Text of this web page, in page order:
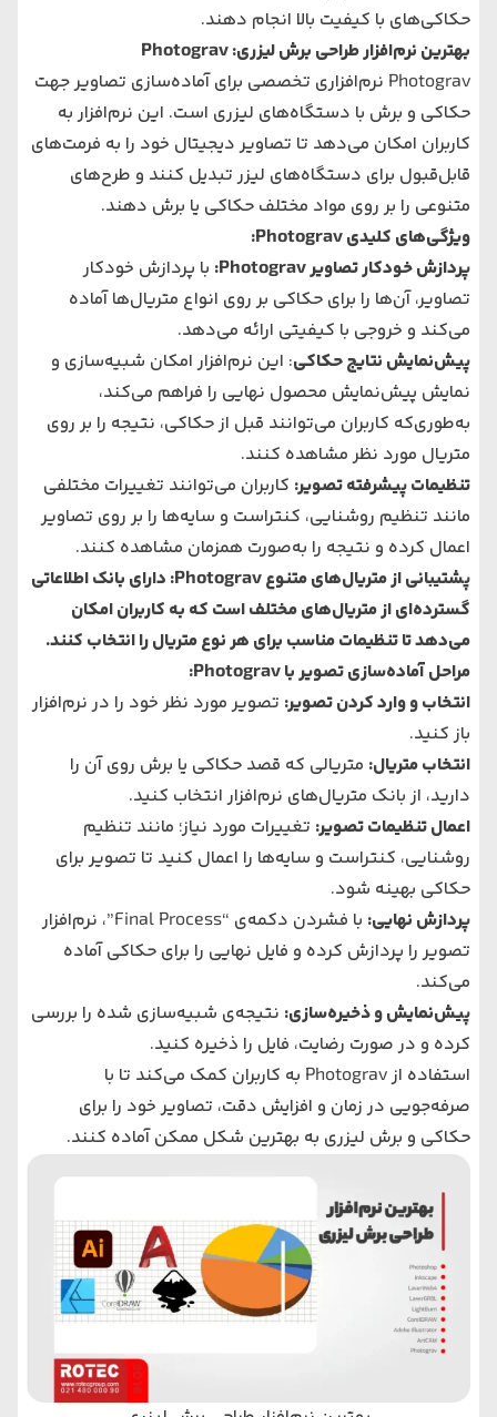
حکاکی‌های با کیفیت بالا انجام دهند.
بهترین نرم‌افزار طراحی برش لیزری: Photograv
Photograv نرم‌افزاری تخصصی برای آماده‌سازی تصاویر جهت
حکاکی و برش با دستگاه‌های لیزری است. این نرم‌افزار به
کاربران امکان می‌دهد تا تصاویر دیجیتال خود را به فرمت‌های
قابل‌قبول برای دستگاه‌های لیزر تبدیل کنند و طرح‌های
متنوعی را بر روی مواد مختلف حکاکی یا برش دهند.
ویژگی‌های کلیدی Photograv:
پردازش خودکار تصاویر Photograv:
با پردازش خودکار
تصاویر، آن‌ها را برای حکاکی بر روی انواع متریال‌ها آماده
می‌کند و خروجی با کیفیتی ارائه می‌دهد.
پیش‌نمایش نتایج حکاکی: این نرم‌افزار امکان شبیه‌سازی و
نمایش پیش‌نمایش محصول نهایی را فراهم می‌کند،
به‌طوری‌که کاربران می‌توانند قبل از حکاکی، نتیجه را بر روی
متریال مورد نظر مشاهده کنند.
تنظیمات پیشرفته تصویر: کاربران می‌توانند تغییرات مختلفی
مانند تنظیم روشنایی، کنتراست و سایه‌ها را بر روی تصاویر
اعمال کرده و نتیجه را به‌صورت همزمان مشاهده کنند.
پشتیبانی از متریال‌های متنوع Photograv: دارای بانک اطلاعاتی
گسترده‌ای از متریال‌های مختلف است که به کاربران امکان
می‌دهد تا تنظیمات مناسب برای هر نوع متریال را انتخاب کنند.
مراحل آماده‌سازی تصویر با Photograv:
انتخاب و وارد کردن تصویر: تصویر مورد نظر خود را در نرم‌افزار
باز کنید.
انتخاب متریال: متریالی که قصد حکاکی یا برش روی آن را
دارید، از بانک متریال‌های نرم‌افزار انتخاب کنید.
اعمال تنظیمات تصویر: تغییرات مورد نیاز؛ مانند تنظیم
روشنایی، کنتراست و سایه‌ها را اعمال کنید تا تصویر برای
حکاکی بهینه شود.
پردازش نهایی:
با فشردن دکمه‌ی “Final Process”، نرم‌افزار
تصویر را پردازش کرده و فایل نهایی را برای حکاکی آماده
می‌کند.
پیش‌نمایش و ذخیره‌سازی: نتیجه‌ی شبیه‌سازی شده را بررسی
کرده و در صورت رضایت، فایل را ذخیره کنید.
استفاده از Photograv به کاربران کمک می‌کند تا با
صرفه‌جویی در زمان و افزایش دقت، تصاویر خود را برای
حکاکی و برش لیزری به بهترین شکل ممکن آماده کنند.